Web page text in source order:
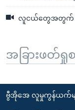
လူငယ်တွေအတွက်
အခြားဖတ်ရှုစ
ဗွီအိုအေ လူမှုကွန်ယက်မျ